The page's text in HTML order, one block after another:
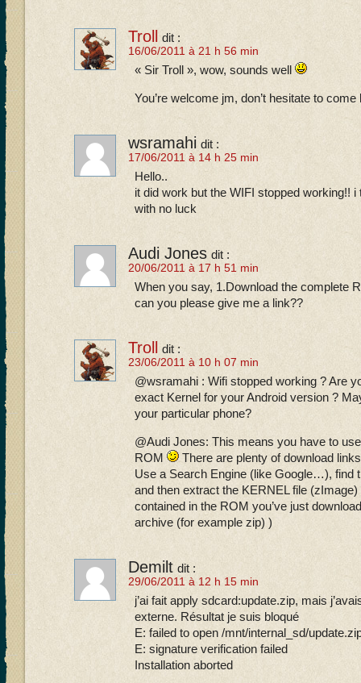
Troll dit :
16/06/2011 à 21 h 56 min
« Sir Troll », wow, sounds well
You’re welcome jm, don’t hesitate to
wsramahi dit :
17/06/2011 à 14 h 25 min
Hello..
it did work but the WIFI stopped working!!
with no luck
Audi Jones dit :
20/06/2011 à 17 h 51 min
When you say, 1.Download the complete
can you please give me a link??
Troll dit :
23/06/2011 à 10 h 07 min
@wsramahi : Wifi stopped working ? Are
exact Kernel for your Android version ?
your particular phone?
@Audi Jones: This means you have to
ROM
There are plenty of download
Use a Search Engine (like Google…), find
and then extract the KERNEL file
contained in the ROM you’ve just
archive (for example zip) )
Demilt dit :
29/06/2011 à 12 h 15 min
j’ai fait apply sdcard:update.zip, mais
externe. Résultat je suis bloqué
E: failed to open /mnt/internal_sd/
E: signature verification failed
Installation aborted